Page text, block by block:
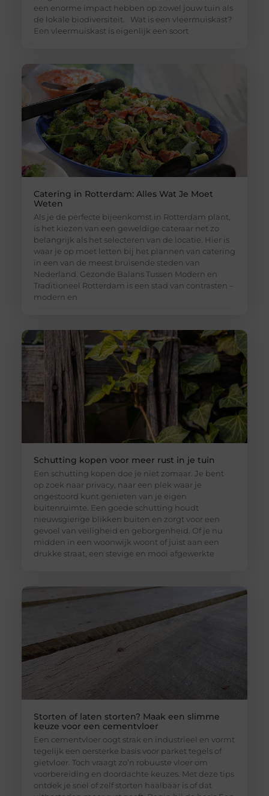
een enorme impact hebben op zowel jouw tuin als
de lokale biodiversiteit. Wat is een vleermuiskast?
Een vleermuiskast is eigenlijk een soort
Catering in Rotterdam: Alles Wat Je Moet
Weten
Als je de perfecte bijeenkomst in Rotterdam plant,
is het kiezen van een geweldige cateraar net zo
belangrijk als het selecteren van de locatie. Hier is
waar je op moet letten bij het plannen van catering
in een van de meest bruisende steden van
Nederland. Gezonde Balans Tussen Modern en
Traditioneel Rotterdam is een stad van contrasten –
modern en
Schutting kopen voor meer rust in je tuin
Een schutting kopen doe je niet zomaar. Je bent
op zoek naar privacy, naar een plek waar je
ongestoord kunt genieten van je eigen
buitenruimte. Een goede schutting houdt
nieuwsgierige blikken buiten en zorgt voor een
gevoel van veiligheid en geborgenheid. Of je nu
midden in een woonwijk woont of juist aan een
drukke straat, een stevige en mooi afgewerkte
Storten of laten storten? Maak een slimme
keuze voor een cementvloer
Een cementvloer oogt strak en industrieel en vormt
tegelijk een oersterke basis voor parket tegels of
gietvloer. Toch vraagt zo’n robuuste vloer om
voorbereiding en doordachte keuzes. Met deze tips
ontdek je snel of zelf storten haalbaar is of dat